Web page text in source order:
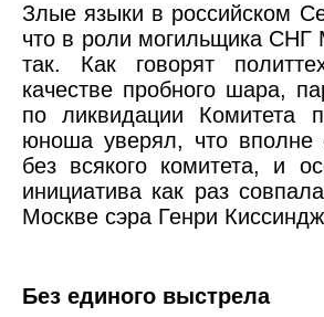
Злые языки в российском
что в роли могильщика СНГ
так. Как говорят
качестве пробного шара,
по ликвидации Комитета
юноша уверял, что вполне
без всякого комитета, и
инициатива как раз
Москве сэра Генри
Без единого выстрела